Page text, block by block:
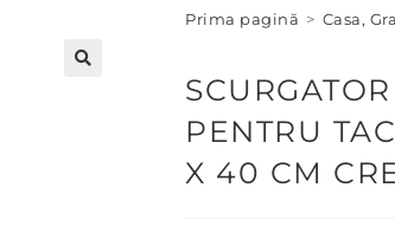
Prima pagină > Casa,
PENTRU
X 40 CM